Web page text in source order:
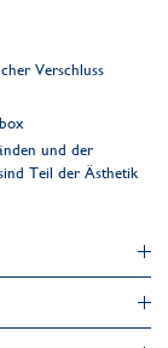
Verschluss
und der
Teil der Ästhetik